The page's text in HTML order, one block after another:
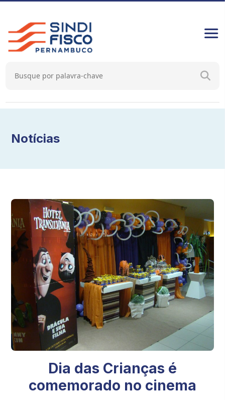
Notícias
Dia das Crianças é
comemorado no cinema